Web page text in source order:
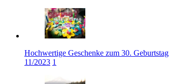
Hochwertige Geschenke zum 30. Geburtstag
11/2023 1